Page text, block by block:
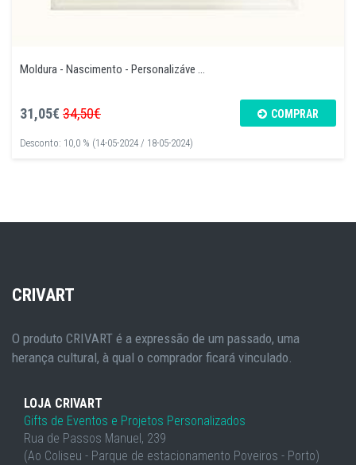
Moldura - Nascimento - Personalizáve ...
31,05€ 34,50€ COMPRAR
Desconto: 10,0 % (14-05-2024 / 18-05-2024)
CRIVART
O produto CRIVART é a expressão de um passado, uma
herança cultural, à qual o comprador ficará vinculado.
LOJA CRIVART
Gifts de Eventos e Projetos Personalizados
Rua de Passos Manuel, 239
(Ao Coliseu - Parque de estacionamento Poveiros - Porto)